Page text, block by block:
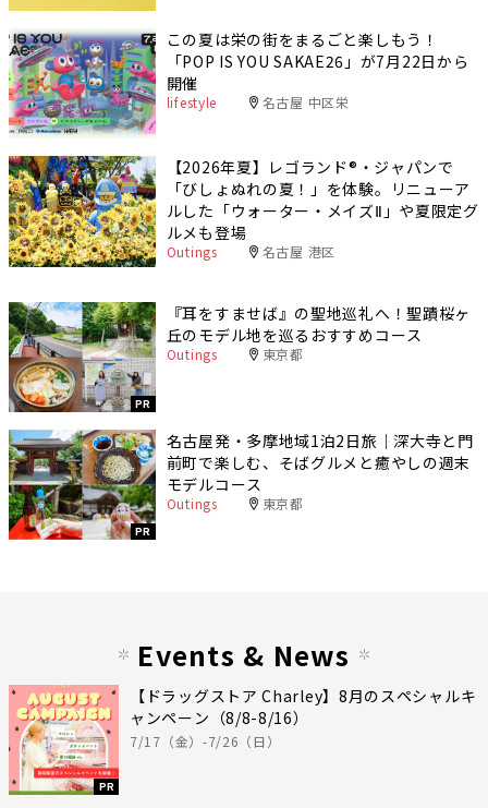
この夏は栄の街をまるごと楽しもう！
「POP IS YOU SAKAE26」が7月22日から
開催
lifestyle 名古屋 中区栄
【2026年夏】レゴランド®・ジャパンで
「びしょぬれの夏！」を体験。リニューア
ルした「ウォーター・メイズⅡ」や夏限定グ
ルメも登場
Outings 名古屋 港区
PR
『耳をすませば』の聖地巡礼へ！聖蹟桜ヶ
丘のモデル地を巡るおすすめコース
Outings 東京都
PR
名古屋発・多摩地域1泊2日旅｜深大寺と門
前町で楽しむ、そばグルメと癒やしの週末
モデルコース
Outings 東京都
Events & News
PR
【ドラッグストア Charley】8月のスペシャルキ
ャンペーン（8/8-8/16）
7/17（金）-7/26（日）